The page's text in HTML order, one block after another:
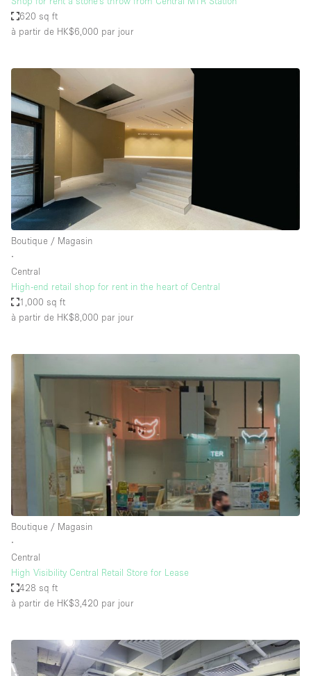
620 sq ft
à partir de HK$6,000 par jour
Boutique / Magasin
∙
Central
High-end retail shop for rent in the heart of Central
1,000 sq ft
à partir de HK$8,000 par jour
Boutique / Magasin
∙
Central
High Visibility Central Retail Store for Lease
428 sq ft
à partir de HK$3,420 par jour